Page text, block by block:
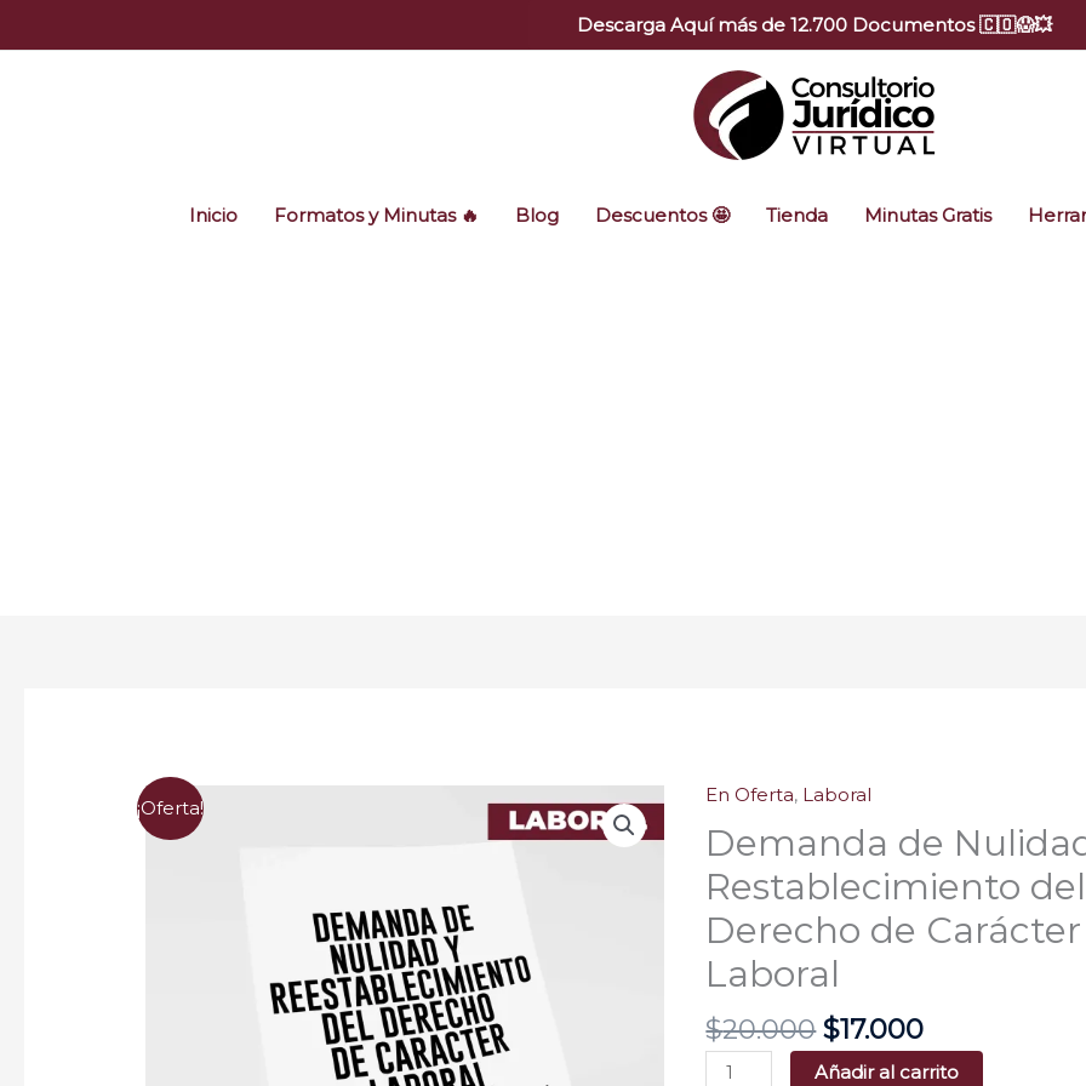
al
Descarga Aquí más de 12.700 Documentos 🇨🇴😱💥
Inicio Formatos y Minutas 🔥 Blog Descuentos 🤩 Tienda Minutas Gratis
¡Oferta!
En Oferta, Laboral
Demanda de
Restablecimiento del
Derecho de Carácter
Laboral
$20.000
El
precio
original
era:
$20.000.
$17.000
precio
actual
es:
$17.000.
Demanda
de
Nulidad
y
Restablecimiento
del
Derecho
de
Carácter
Laboral
Añadir al carrito